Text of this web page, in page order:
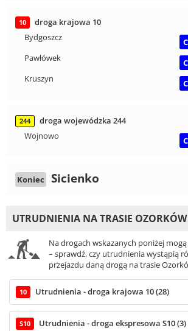
10
droga krajowa 10
Bydgoszcz
C
Pawłówek
C
Kruszyn
C
244
droga wojewódzka 244
Wojnowo
C
Koniec Sicienko
UTRUDNIENIA NA TRASIE
Na drogach wskazanych poniżej
– sprawdź, czy utrudnienia wystąpią
przejazdu daną drogą na trasie
10 Utrudnienia - droga krajowa 10 (28)
S10 Utrudnienia - droga ekspresowa S10 (3)